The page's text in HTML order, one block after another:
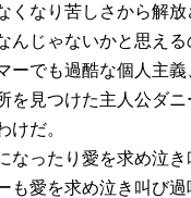
くなり苦しさから解
んじゃないかと思える
ーでも過酷な個人主
を見つけた主人公ダ
けだ。
なったり愛を求め泣
も愛を求め泣き叫び